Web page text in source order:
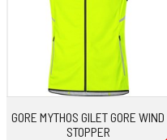
GORE MYTHOS GILET GORE WIND
STOPPER